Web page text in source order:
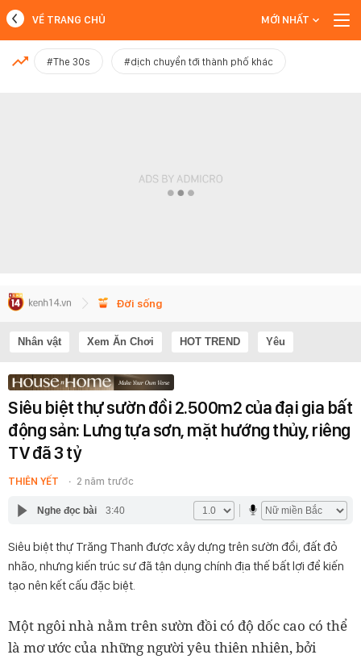
MỚI NHẤT
VỀ TRANG CHỦ MỚI NHẤT
#The 30s #dịch chuyển tới thành phố khác
Đời sống
Nhân vật Xem Ăn Chơi HOT TREND Yêu
Siêu biệt thự sườn đồi 2.500m2 của đại gia bất
động sản: Lưng tựa sơn, mặt hướng thủy, riêng
TV đã 3 tỷ
THIÊN YẾT 2 năm trước
Nghe đọc bài 3:40
Siêu biệt thự Trăng Thanh được xây dựng trên sườn đồi, đất đỏ
nhão, nhưng kiến trúc sư đã tận dụng chính địa thế bất lợi để kiến
tạo nên kết cấu đặc biệt.
Một ngôi nhà nằm trên sườn đồi có độ dốc cao có thể
là mơ ước của những người yêu thiên nhiên, bởi